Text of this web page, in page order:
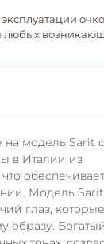
модель Sarit
в Италии из
Модель Sarit
глаз,
образу.